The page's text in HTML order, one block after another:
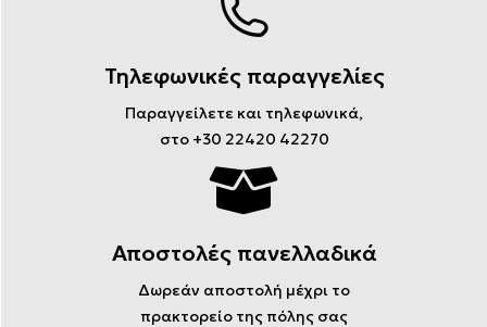
Τηλεφωνικές παραγγελίες
Παραγγείλετε και τηλεφωνικά,
στο +30 22420 42270
Αποστολές πανελλαδικά
Δωρεάν αποστολή μέχρι το
πρακτορείο της πόλης σας